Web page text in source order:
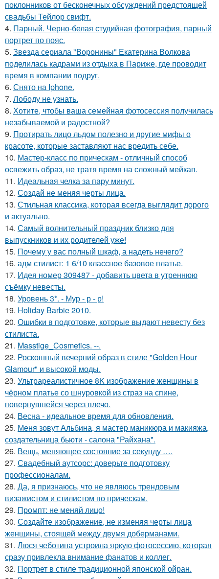
поклонников от бесконечных обсуждений предстоящей
свадьбы Тейлор свифт.
4. Парный. Черно-белая студийная фотография, парный
портрет по пояс.
5. Звезда сериала "Воронины" Екатерина Волкова
поделилась кадрами из отдыха в Париже, где проводит
время в компании подруг.
6. Снято на Iphone.
7. Лободу не узнать.
8. Хотите, чтобы ваша семейная фотосессия получилась
незабываемой и радостной?
9. Протирать лицо льдом полезно и другие мифы о
красоте, которые заставляют нас вредить себе.
10. Мастер-класс по прическам - отличный способ
освежить образ, не тратя время на сложный мейкап.
11. Идеальная челка за пару минут.
12. Создай не меняя черты лица.
13. Стильная классика, которая всегда выглядит дорого
и актуально.
14. Самый волнительный праздник близко для
выпускников и их родителей уже!
15. Почему у вас полный шкаф, а надеть нечего?
16. адм стилист: 1 6/10 классное базовое платье.
17. Идея номер 309487 - добавить цвета в утреннюю
съёмку невесты.
18. Уровень 3*. - Мур - р - р!
19. Holiday Barbie 2010.
20. Ошибки в подготовке, которые выдают невесту без
стилиста.
21. Masstige_Cosmetics. --.
22. Роскошный вечерний образ в стиле "Golden Hour
Glamour" и высокой моды.
23. Ультрареалистичное 8K изображение женщины в
чёрном платье со шнуровкой из страз на спине,
повернувшейся через плечо.
24. Весна - идеальное время для обновления.
25. Меня зовут Альбина, я мастер маникюра и макияжа,
создательница бьюти - салона "Райхана".
26. Вещь, меняющее состояние за секунду ….
27. Свадебный аутсорс: доверьте подготовку
профессионалам.
28. Да, я признаюсь, что не являюсь трендовым
визажистом и стилистом по прическам.
29. Промпт: не меняй лицо!
30. Создайте изображение, не изменяя черты лица
женщины, стоящей между двумя доберманами.
31. Люся чеботина устроила яркую фотосессию, которая
сразу привлекла внимание фанатов и коллег.
32. Портрет в стиле традиционной японской ойран.